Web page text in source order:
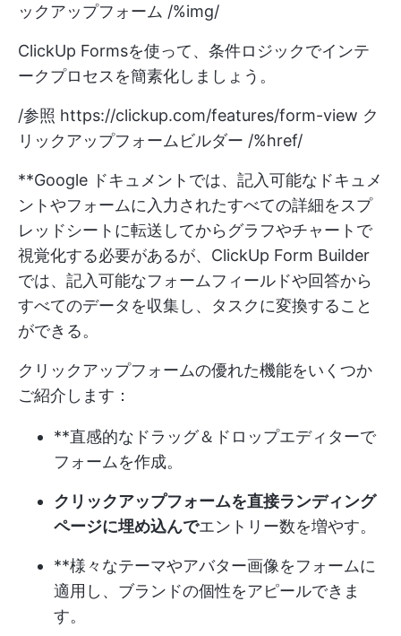
ックアップフォーム /%img/
ClickUp Formsを使って、条件ロジックでインテ
ークプロセスを簡素化しましょう。
/参照 https://clickup.com/features/form-view ク
リックアップフォームビルダー /%href/
**Google ドキュメントでは、記入可能なドキュメ
ントやフォームに入力されたすべての詳細をスプ
レッドシートに転送してからグラフやチャートで
視覚化する必要があるが、ClickUp Form Builder
では、記入可能なフォームフィールドや回答から
すべてのデータを収集し、タスクに変換すること
ができる。
クリックアップフォームの優れた機能をいくつか
ご紹介します：
**直感的なドラッグ＆ドロップエディターで
フォームを作成。
クリックアップフォームを直接ランディング
ページに埋め込んでエントリー数を増やす。
**様々なテーマやアバター画像をフォームに
適用し、ブランドの個性をアピールできま
す。